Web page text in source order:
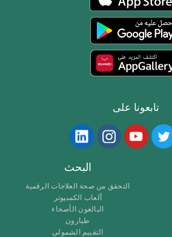
تابعونا على
البحث
التحقق من صحة العلاجات الرقمية
ألعاب الكمبيوتر
البالغون الأصحاء
طيارون
التقييم الشمولي